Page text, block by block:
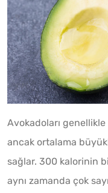
Avokadoları
ancak ortalama
sağlar. 300 kalorinin
aynı zamanda çok